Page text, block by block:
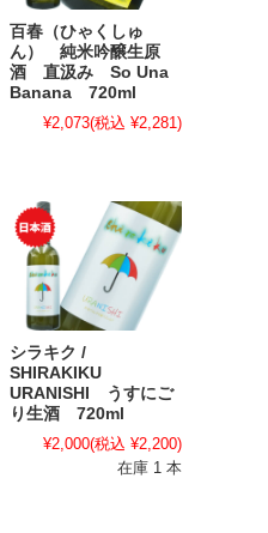
百春（ひゃくしゅ
ん） 純米吟醸生原
酒 直汲み So Una
Banana 720ml
¥2,073(税込 ¥2,281)
シラキク /
SHIRAKIKU
URANISHI うすにご
り生酒 720ml
¥2,000(税込 ¥2,200)
在庫 1 本